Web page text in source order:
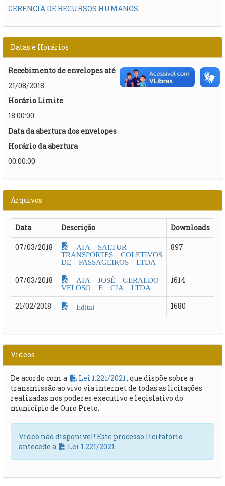
GERENCIA DE RECURSOS HUMANOS
Datas e Horários
Recebimento de envelopes até
21/08/2018
Horário Limite
18:00:00
Data da abertura dos envelopes
Horário da abertura
00:00:00
Arquivos
Data Descrição
Downloads
07/03/2018
ATA SALTUR
TRANSPORTES COLETIVOS
DE PASSAGEIROS LTDA
897
07/03/2018
ATA JOSÉ GERALDO
VELOSO E CIA LTDA
1614
21/02/2018 Edital 1680
Vídeos
De acordo com a Lei 1.221/2021 , que dispõe sobre a
transmissão ao vivo via internet de todas as licitações
realizadas nos poderes executivo e legislativo do
município de Ouro Preto.
Vídeo não disponível! Este processo licitatório
antecede a
Lei 1.221/2021